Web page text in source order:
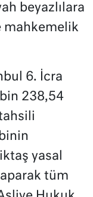
beyazlılara
mahkemelik
6. İcra
238,54
yasal
tüm